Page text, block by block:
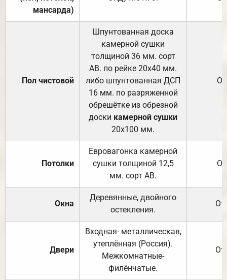
мансарда)
Пол чистовой
Шпунтованная доска
камерной сушки
толщиной 36 мм. сорт
АВ. по рейке 20х40 мм.
либо шпунтованная ДСП
16 мм. по разряженной
обрешётке из обрезной
доски камерной сушки
20х100 мм.
Потолки
Евровагонка камерной
сушки толщиной 12,5
мм. сорт АВ.
Окна
Деревянные, двойного
остекления.
Двери
Входная- металлическая,
утеплённая (Россия).
Межкомнатные-
филёнчатые.